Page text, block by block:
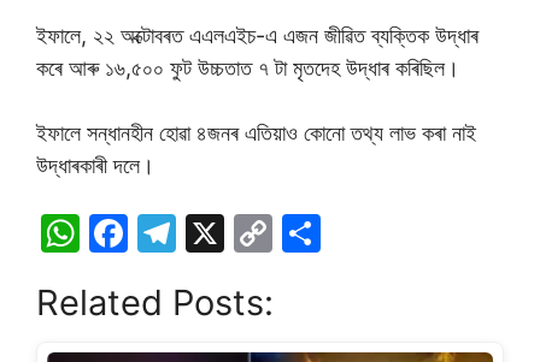
ইফালে, ২২ অক্টোবৰত এএলএইচ-এ এজন জীৱিত ব্যক্তিক উদ্ধাৰ
কৰে আৰু ১৬,৫০০ ফুট উচ্চতাত ৭ টা মৃতদেহ উদ্ধাৰ কৰিছিল।
ইফালে সন্ধানহীন হোৱা ৪জনৰ এতিয়াও কোনো তথ্য লাভ কৰা নাই
উদ্ধাৰকাৰী দলে।
W
at
s
F
c
e
T
e
gr
X
C
y e
Related Posts: